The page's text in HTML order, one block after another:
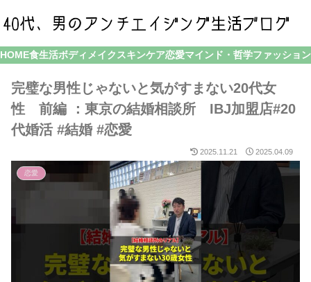
HOME食生活ボディメイク スキンケア恋愛マインド・哲学ファッション
完璧な男性じゃないと気がすまない20代女
性 前編 ：東京の結婚相談所 IBJ加盟店#20
代婚活 #結婚 #恋愛
2025.11.21 2025.04.09
恋愛